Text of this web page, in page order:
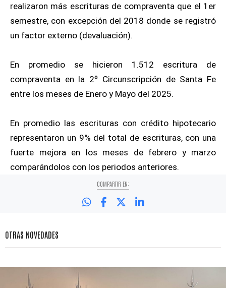
realizaron más escrituras de compraventa que el 1er
semestre, con excepción del 2018 donde se registró
un factor externo (devaluación).
En promedio se hicieron 1.512 escritura de
compraventa en la 2º Circunscripción de Santa Fe
entre los meses de Enero y Mayo del 2025.
En promedio las escrituras con crédito hipotecario
representaron un 9% del total de escrituras, con una
fuerte mejora en los meses de febrero y marzo
comparándolos con los periodos anteriores.
COMPARTIR EN:
OTRAS NOVEDADES